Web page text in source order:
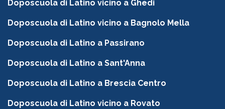
Doposcuola di Latino vicino a Ghedi
Doposcuola di Latino vicino a Bagnolo Mella
Doposcuola di Latino a Passirano
Doposcuola di Latino a Sant'Anna
Doposcuola di Latino a Brescia Centro
Doposcuola di Latino vicino a Rovato